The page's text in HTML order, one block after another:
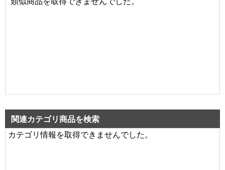
関連カテゴリ商品を検索
カテゴリ情報を取得できませんでした。